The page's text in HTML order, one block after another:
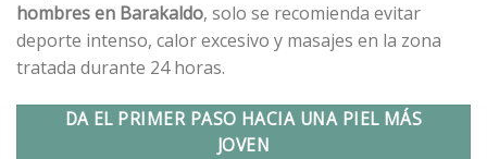
hombres en Barakaldo, solo se recomienda evitar
deporte intenso, calor excesivo y masajes en la zona
tratada durante 24 horas.
DA EL PRIMER PASO HACIA UNA PIEL MÁS
JOVEN